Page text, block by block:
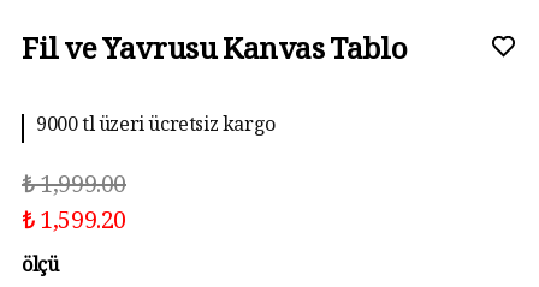
Fil ve Yavrusu Kanvas Tablo
9000 tl üzeri ücretsiz kargo
₺ 1,999.00
₺ 1,599.20
ölçü